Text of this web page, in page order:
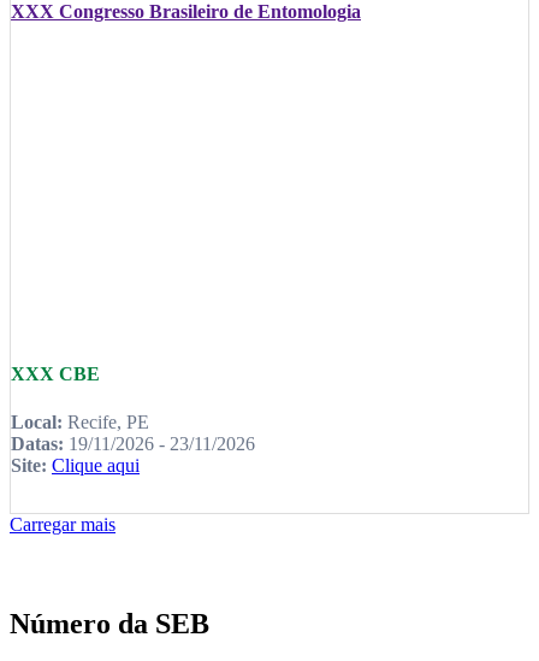
XXX Congresso Brasileiro de Entomologia
XXX CBE
Local: Recife, PE
Datas: 19/11/2026 - 23/11/2026
Site: Clique aqui
Carregar mais
Número da SEB